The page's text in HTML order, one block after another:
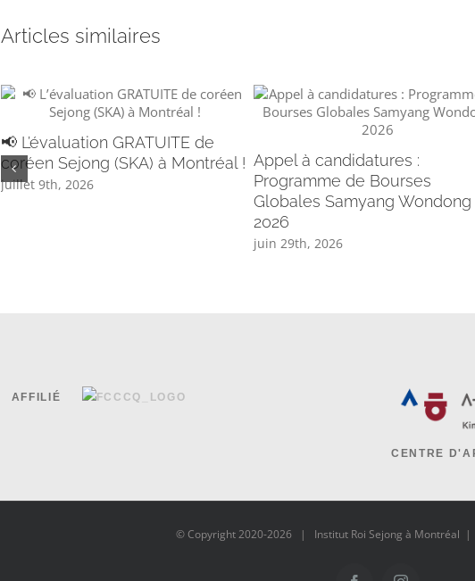
Articles similaires
📢 L’évaluation GRATUITE de
coréen Sejong (SKA) à Montréal !
juillet 9th, 2026
Appel à candidatures :
Programme de Bourses
Globales Samyang Wondong
2026
juin 29th, 2026
AFFILIÉ
CENTRE
© Copyright 2020-2026 | Institut Roi Sejong à Montréal |